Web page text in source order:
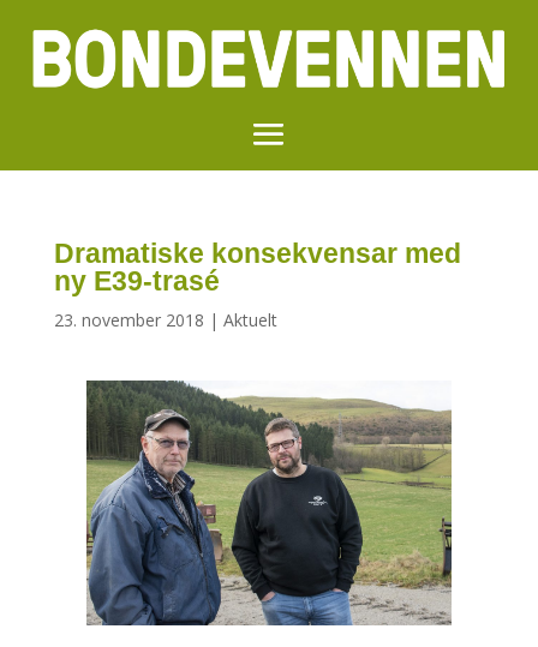
Dramatiske konsekvensar med
ny E39-trasé
23. november 2018 | Aktuelt